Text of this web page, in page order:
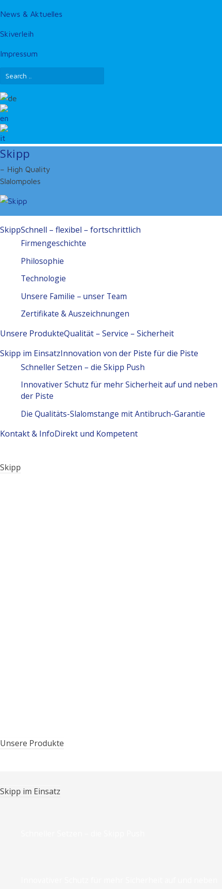
News & Aktuelles
Skiverleih
Impressum
Skipp
– High Quality
Slalompoles
SkippSchnell – flexibel – fortschrittlich
Firmengeschichte
Philosophie
Technologie
Unsere Familie – unser Team
Zertifikate & Auszeichnungen
Unsere ProdukteQualität – Service – Sicherheit
Skipp im EinsatzInnovation von der Piste für die Piste
Schneller Setzen – die Skipp Push
Innovativer Schutz für mehr Sicherheit auf und neben
der Piste
Die Qualitäts-Slalomstange mit Antibruch-Garantie
Kontakt & InfoDirekt und Kompetent
Skipp
Unsere Produkte
Skipp im Einsatz